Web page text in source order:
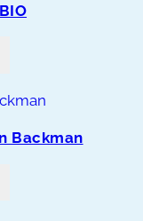
Backman